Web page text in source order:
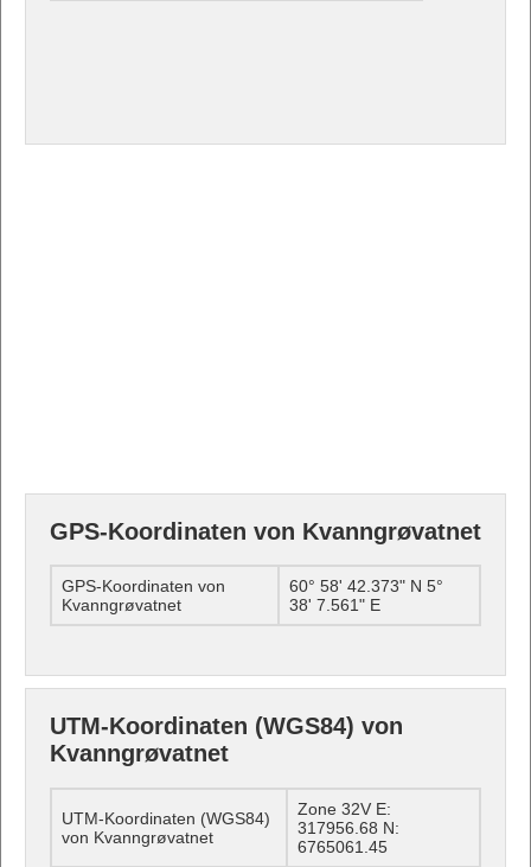
GPS-Koordinaten von Kvanngrøvatnet
GPS-Koordinaten von
Kvanngrøvatnet
60° 58' 42.373" N 5°
38' 7.561" E
UTM-Koordinaten (WGS84) von
Kvanngrøvatnet
UTM-Koordinaten (WGS84)
von Kvanngrøvatnet
Zone 32V E:
317956.68 N:
6765061.45